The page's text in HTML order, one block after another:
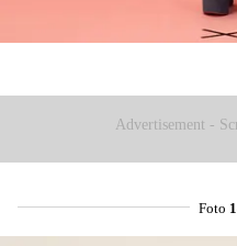
Advertisement -
Foto